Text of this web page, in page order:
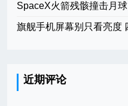
SpaceX火箭残骸撞击月
旗舰手机屏幕别只看亮度
近期评论